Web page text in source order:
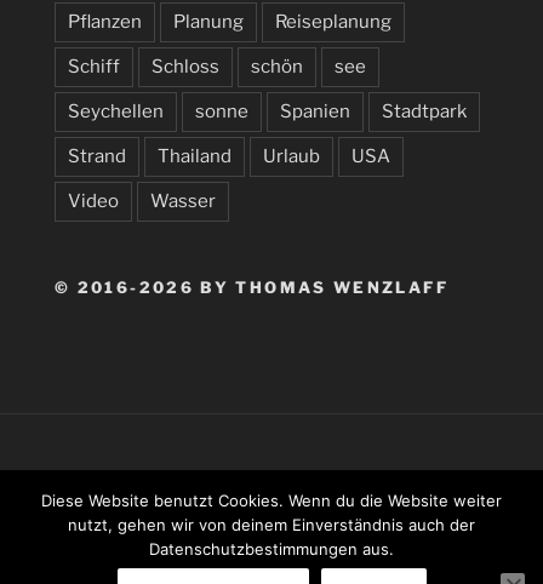
Pflanzen Planung Reiseplanung
Schiff Schloss schön see
Seychellen sonne Spanien Stadtpark
Strand Thailand Urlaub USA
Video Wasser
© 2016-2026 BY THOMAS WENZLAFF
RSS
RSS
Diese Website benutzt Cookies. Wenn du die Website weiter
nutzt, gehen wir von deinem Einverständnis auch der
Datenschutzbestimmungen aus.